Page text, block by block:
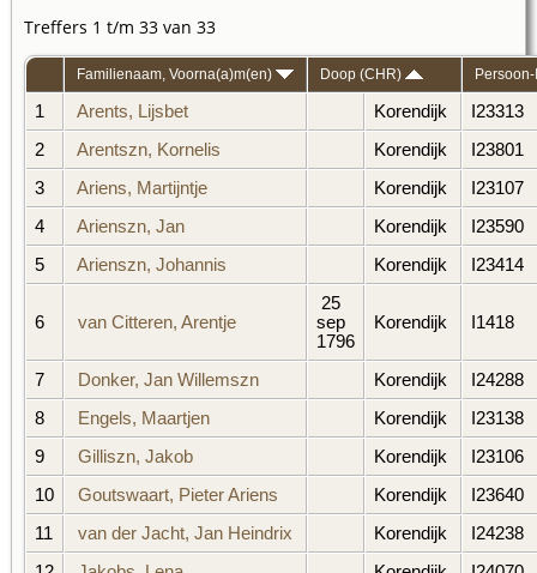
Treffers 1 t/m 33 van 33
Familienaam, Voorna(a)m(en) Doop (CHR)
1 Arents, Lijsbet Korendijk
I23313
2
Arentszn, Kornelis Korendijk
I23801
3
Ariens, Martijntje Korendijk
I23107
4
Arienszn, Jan Korendijk
I23590
5
Arienszn, Johannis Korendijk I23414
6 van Citteren, Arentje
25
sep
1796
Korendijk I1418
7 Donker, Jan Willemszn Korendijk
I24288
8
Engels, Maartjen Korendijk
I23138
9
Gilliszn, Jakob Korendijk
I23106
10
Goutswaart, Pieter Ariens Korendijk
I23640
11
van der Jacht, Jan Heindrix Korendijk
I24238